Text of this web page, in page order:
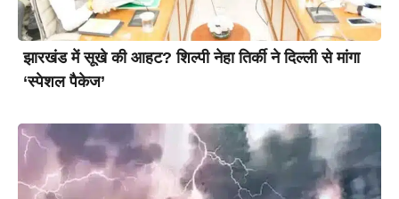
झारखंड में सूखे की आहट? शिल्पी नेहा तिर्की ने दिल्ली से मांगा
‘स्पेशल पैकेज’